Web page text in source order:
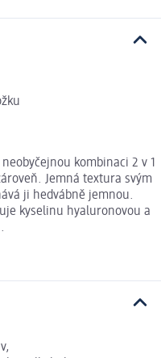
kombinaci 2 v 1
Jemná textura svým
ji hedvábně jemnou.
kyselinu hyaluronovou a